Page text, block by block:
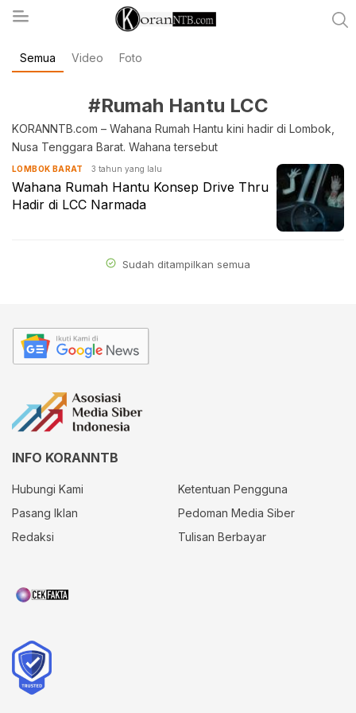
koranntb.com
Semua Video Foto
#Rumah Hantu LCC
KORANNTB.com – Wahana Rumah Hantu kini hadir di Lombok,
Nusa Tenggara Barat. Wahana tersebut
LOMBOK BARAT 3 tahun yang lalu
Wahana Rumah Hantu Konsep Drive Thru
Hadir di LCC Narmada
Sudah ditampilkan semua
INFO KORANNTB
Hubungi Kami
Ketentuan Pengguna
Pasang Iklan
Pedoman Media Siber
Redaksi
Tulisan Berbayar